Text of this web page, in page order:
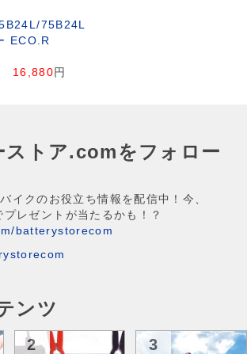
75B24L
ECO.R
16,880 円
ストア.comをフォロー
イクのお役立ち情報を配信中！今、
レゼントが当たるかも！？
batterystorecom
ンツ
2 3